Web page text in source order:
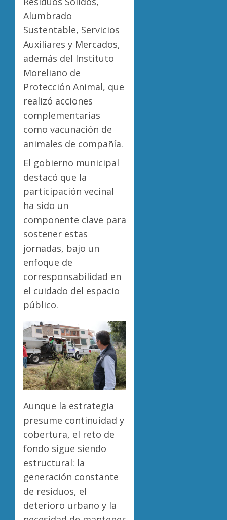
Alumbrado
Sustentable, Servicios
Auxiliares y Mercados,
además del Instituto
Moreliano de
Protección Animal, que
realizó acciones
complementarias
como vacunación de
animales de compañía.
El gobierno municipal
destacó que la
participación vecinal
ha sido un
componente clave para
sostener estas
jornadas, bajo un
enfoque de
corresponsabilidad en
el cuidado del espacio
público.
Aunque la estrategia
presume continuidad y
cobertura, el reto de
fondo sigue siendo
estructural: la
generación constante
de residuos, el
deterioro urbano y la